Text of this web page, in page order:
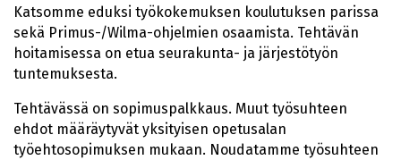
Katsomme eduksi työkokemuksen koulutuksen parissa
sekä Primus-/Wilma-ohjelmien osaamista. Tehtävän
hoitamisessa on etua seurakunta- ja järjestötyön
tuntemuksesta.
Tehtävässä on sopimuspalkkaus. Muut työsuhteen
ehdot määräytyvät yksityisen opetusalan
työehtosopimuksen mukaan. Noudatamme työsuhteen